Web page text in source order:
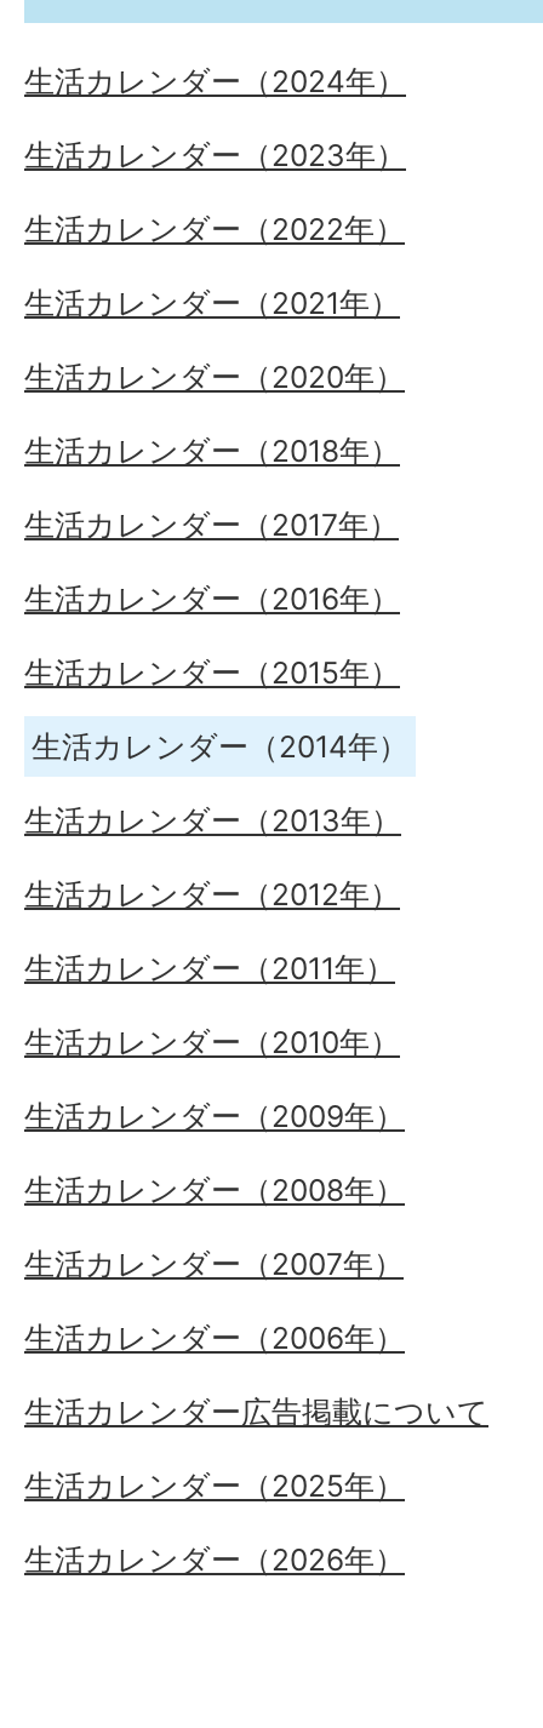
生活カレンダー（2024年）
生活カレンダー（2023年）
生活カレンダー（2022年）
生活カレンダー（2021年）
生活カレンダー（2020年）
生活カレンダー（2018年）
生活カレンダー（2017年）
生活カレンダー（2016年）
生活カレンダー（2015年）
生活カレンダー（2014年）
生活カレンダー（2013年）
生活カレンダー（2012年）
生活カレンダー（2011年）
生活カレンダー（2010年）
生活カレンダー（2009年）
生活カレンダー（2008年）
生活カレンダー（2007年）
生活カレンダー（2006年）
生活カレンダー広告掲載について
生活カレンダー（2025年）
生活カレンダー（2026年）